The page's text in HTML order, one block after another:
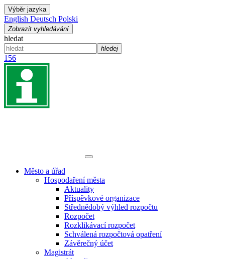
Výběr jazyka
English Deutsch Polski
Zobrazit vyhledávání
hledat
hledej
156
Město a úřad
Hospodaření města
Aktuality
Příspěvkové organizace
Střednědobý výhled rozpočtu
Rozpočet
Rozklikávací rozpočet
Schválená rozpočtová opatření
Závěrečný účet
Magistrát